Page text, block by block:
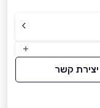
יצירת קשר